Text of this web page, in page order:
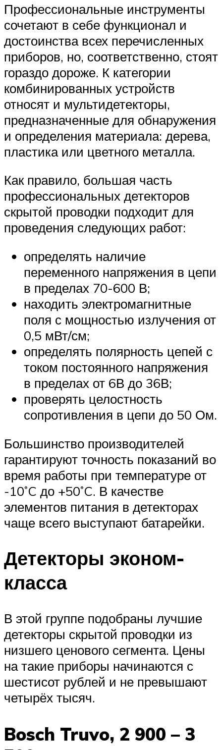
Профессиональные инструменты
сочетают в себе функционал и
достоинства всех перечисленных
приборов, но, соответственно, стоят
гораздо дороже. К категории
комбинированных устройств
относят и мультидетекторы,
предназначенные для обнаружения
и определения материала: дерева,
пластика или цветного металла.
Как правило, большая часть
профессиональных детекторов
скрытой проводки подходит для
проведения следующих работ:
определять наличие
переменного напряжения в цепи
в пределах 70-600 В;
находить электромагнитные
поля с мощностью излучения от
0,5 мВт/см;
определять полярность цепей с
током постоянного напряжения
в пределах от 6В до 36В;
проверять целостность
сопротивления в цепи до 50 Ом.
Большинство производителей
гарантируют точность показаний во
время работы при температуре от
-10˚C до +50˚C. В качестве
элементов питания в детекторах
чаще всего выступают батарейки.
Детекторы эконом-
класса
В этой группе подобраны лучшие
детекторы скрытой проводки из
низшего ценового сегмента. Цены
на такие приборы начинаются с
шестисот рублей и не превышают
четырёх тысяч.
Bosch Truvo, 2 900 – 3